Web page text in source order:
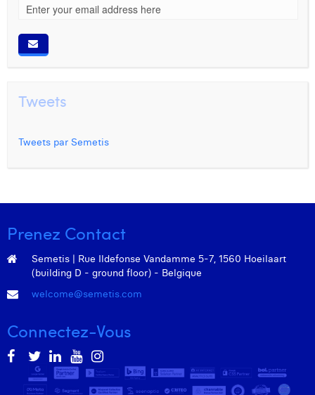
Victor Hayot
Tweets
Tweets par Semetis
Prenez Contact
Semetis | Rue Ildefonse Vandamme 5-7, 1560 Hoeilaart
(building D - ground floor) - Belgique
welcome@semetis.com
Connectez-Vous